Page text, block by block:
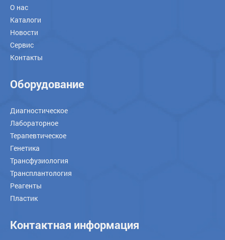
О нас
Каталоги
Новости
Сервис
Контакты
Оборудование
Диагностическое
Лабораторное
Терапевтическое
Генетика
Трансфузиология
Трансплантология
Реагенты
Пластик
Контактная информация